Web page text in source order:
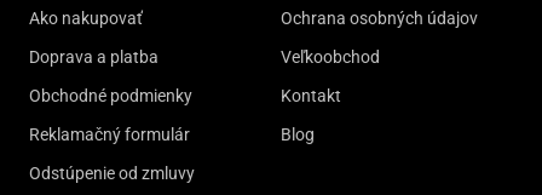
Ako nakupovať
Doprava a platba
Obchodné podmienky
Reklamačný formulár
Odstúpenie od zmluvy
Ochrana osobných údajov
Veľkoobchod
Kontakt
Blog